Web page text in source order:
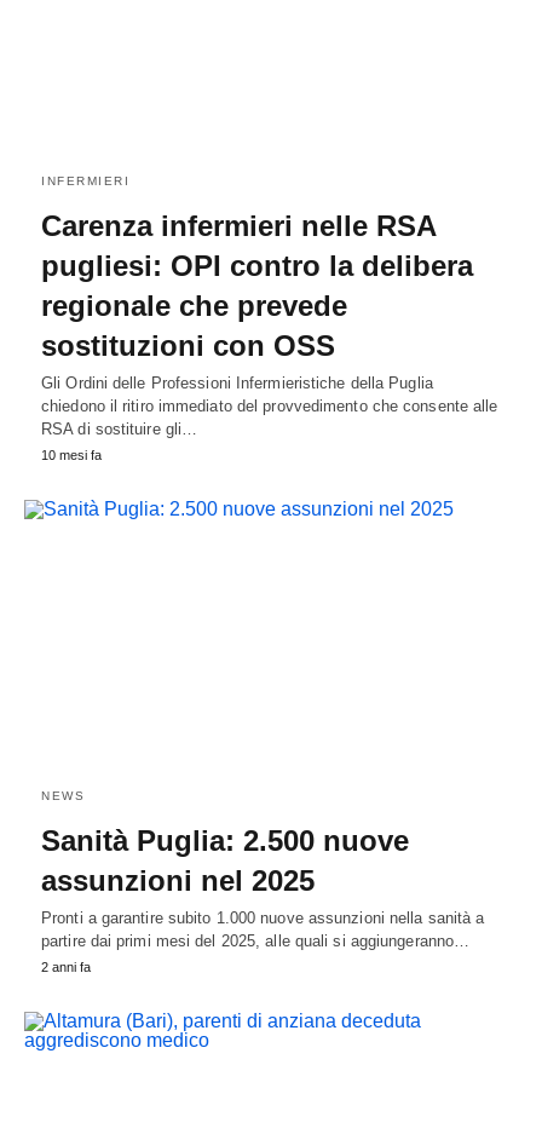
INFERMIERI
Carenza infermieri nelle RSA
pugliesi: OPI contro la delibera
regionale che prevede
sostituzioni con OSS
Gli Ordini delle Professioni Infermieristiche della Puglia
chiedono il ritiro immediato del provvedimento che consente alle
RSA di sostituire gli…
10 mesi fa
NEWS
Sanità Puglia: 2.500 nuove
assunzioni nel 2025
Pronti a garantire subito 1.000 nuove assunzioni nella sanità a
partire dai primi mesi del 2025, alle quali si aggiungeranno…
2 anni fa